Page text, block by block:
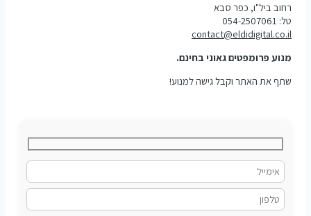
רחוב ביל"ו, כפר סבא
טל: 054-2507061
contact@eldidigital.co.il
מנוע פרומפטים גאוני בחינם.
שתף את האתר וקבל גישה למנוע!